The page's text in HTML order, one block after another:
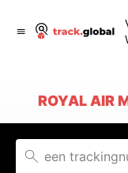
ROYAL AIR